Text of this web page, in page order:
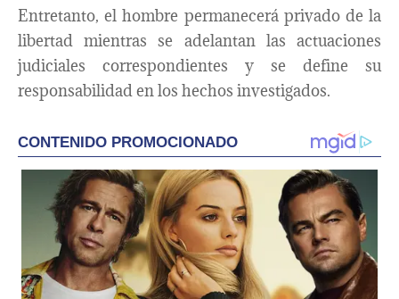
Entretanto, el hombre permanecerá privado de la
libertad mientras se adelantan las actuaciones
judiciales correspondientes y se define su
responsabilidad en los hechos investigados.